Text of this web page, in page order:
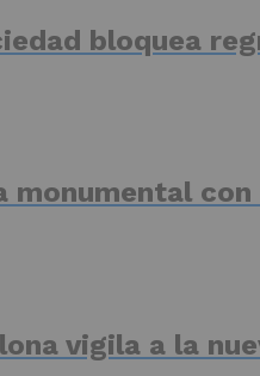
bloquea
monumental
vigila a la